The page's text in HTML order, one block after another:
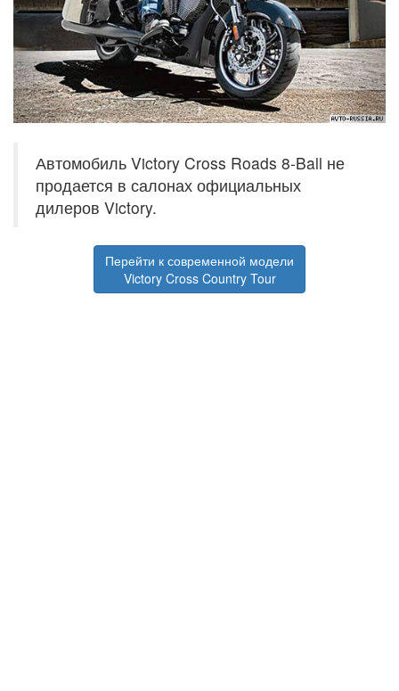
Автомобиль Victory Cross Roads 8-Ball не
продается в салонах официальных
дилеров Victory.
Перейти к современной модели
Victory Cross Country Tour